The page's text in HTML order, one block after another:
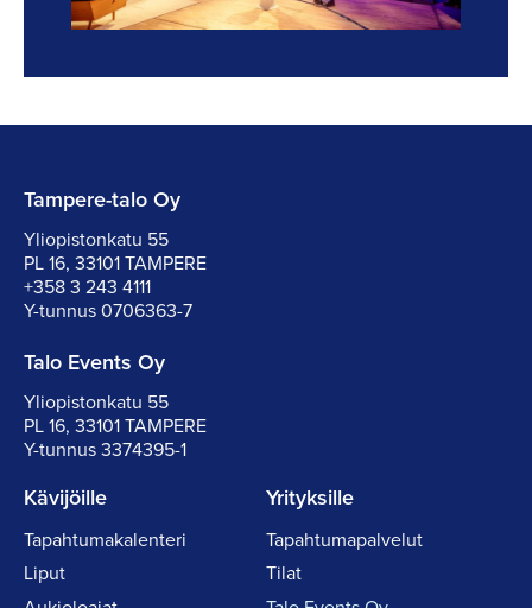
Tampere-talo Oy
Yliopistonkatu 55
PL 16, 33101 TAMPERE
+358 3 243 4111
Y-tunnus 0706363-7
Talo Events Oy
Yliopistonkatu 55
PL 16, 33101 TAMPERE
Y-tunnus 3374395-1
Kävijöille
Tapahtumakalenteri
Liput
Yrityksille
Tapahtumapalvelut
Tilat